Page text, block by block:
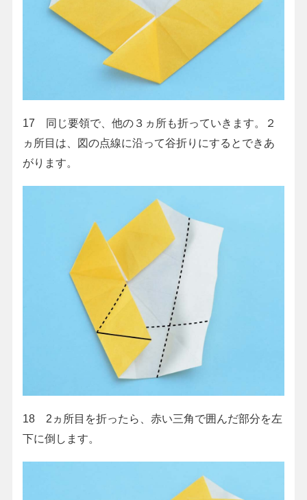
17 同じ要領で、他の３ヵ所も折っていきます。２
ヵ所目は、図の点線に沿って谷折りにするとできあ
がります。
18 2ヵ所目を折ったら、赤い三角で囲んだ部分を左
下に倒します。